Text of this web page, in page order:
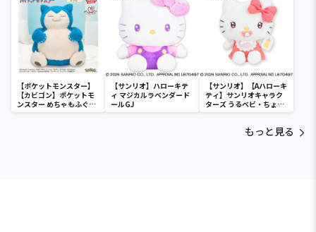
【ポケットモンスター】
【カビゴン】ポケットモ
ンスター めちゃもふぐっ
と ほっこりいやされぬい
【サンリオ】ハローキテ
ィ マジカルラベンダード
ールGJ
【サンリオ】【Aハローキ
ティ】サンリオキャラク
ターズ うるベビ・ちょい
デカドール
もっと見る